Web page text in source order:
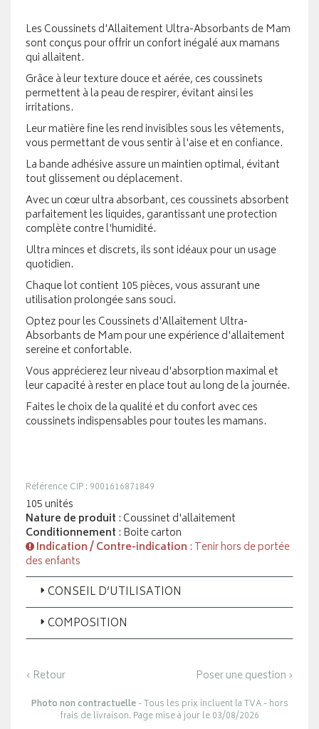
Les Coussinets d'Allaitement Ultra-Absorbants de Mam
sont conçus pour offrir un confort inégalé aux mamans
qui allaitent.
Grâce à leur texture douce et aérée, ces coussinets
permettent à la peau de respirer, évitant ainsi les
irritations.
Leur matière fine les rend invisibles sous les vêtements,
vous permettant de vous sentir à l'aise et en confiance.
La bande adhésive assure un maintien optimal, évitant
tout glissement ou déplacement.
Avec un cœur ultra absorbant, ces coussinets absorbent
parfaitement les liquides, garantissant une protection
complète contre l'humidité.
Ultra minces et discrets, ils sont idéaux pour un usage
quotidien.
Chaque lot contient 105 pièces, vous assurant une
utilisation prolongée sans souci.
Optez pour les Coussinets d'Allaitement Ultra-
Absorbants de Mam pour une expérience d'allaitement
sereine et confortable.
Vous apprécierez leur niveau d'absorption maximal et
leur capacité à rester en place tout au long de la journée.
Faites le choix de la qualité et du confort avec ces
coussinets indispensables pour toutes les mamans.
Référence CIP : 9001616871849
105 unités
Nature de produit : Coussinet d'allaitement
Conditionnement : Boite carton
Indication / Contre-indication : Tenir hors de portée
des enfants
CONSEIL D’UTILISATION
COMPOSITION
‹ Retour Poser une question ›
Photo non contractuelle- Tous les prix incluent la TVA - hors
frais de livraison. Page mise à jour le 03/08/2026